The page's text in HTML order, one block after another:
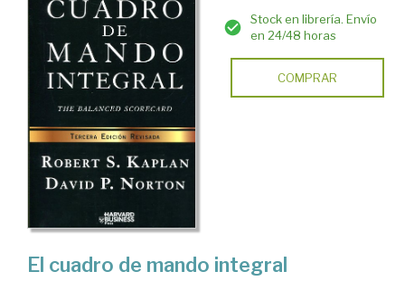
Stock en librería. Envío
en 24/48 horas
COMPRAR
El cuadro de mando integral